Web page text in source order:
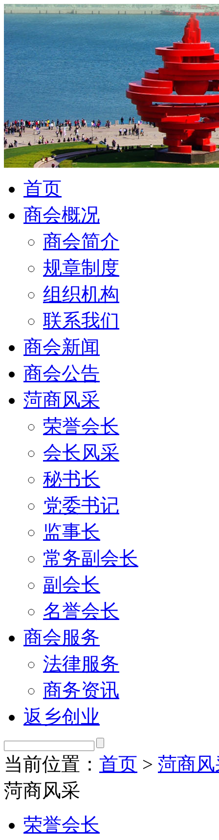
首页
商会概况
商会简介
规章制度
组织机构
联系我们
商会新闻
商会公告
菏商风采
荣誉会长
会长风采
秘书长
党委书记
监事长
常务副会长
副会长
名誉会长
商会服务
法律服务
商务资讯
返乡创业
当前位置： 首页 > 菏商
菏商风采
荣誉会长